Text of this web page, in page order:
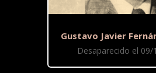
Gustavo Javier
Desaparecido el 09/